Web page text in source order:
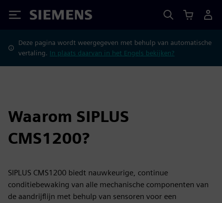
Siemens
Deze pagina wordt weergegeven met behulp van automatische
vertaling. In plaats daarvan in het Engels bekijken?
Waarom SIPLUS
CMS1200?
SIPLUS CMS1200 biedt nauwkeurige, continue
conditiebewaking van alle mechanische componenten van
de aandrijflijn met behulp van sensoren voor een